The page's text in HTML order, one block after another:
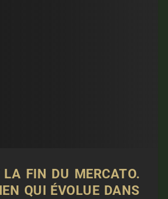
FIN DU MERCATO.
QUI ÉVOLUE DANS